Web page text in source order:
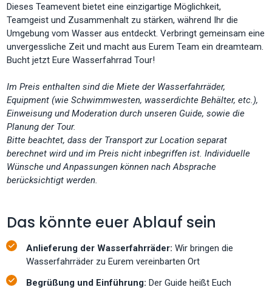
Dieses Teamevent bietet eine einzigartige Möglichkeit,
Teamgeist und Zusammenhalt zu stärken, während Ihr die
Umgebung vom Wasser aus entdeckt. Verbringt gemeinsam eine
unvergessliche Zeit und macht aus Eurem Team ein dreamteam.
Bucht jetzt Eure Wasserfahrrad Tour!
Im Preis enthalten sind die Miete der Wasserfahrräder,
Equipment (wie Schwimmwesten, wasserdichte Behälter, etc.),
Einweisung und Moderation durch unseren Guide, sowie die
Planung der Tour.
Bitte beachtet, dass der Transport zur Location separat
berechnet wird und im Preis nicht inbegriffen ist. Individuelle
Wünsche und Anpassungen können nach Absprache
berücksichtigt werden.
Das könnte euer Ablauf sein
Anlieferung der Wasserfahrräder:Wir bringen die
Wasserfahrräder zu Eurem vereinbarten Ort
Begrüßung und Einführung:Der Guide heißt Euch